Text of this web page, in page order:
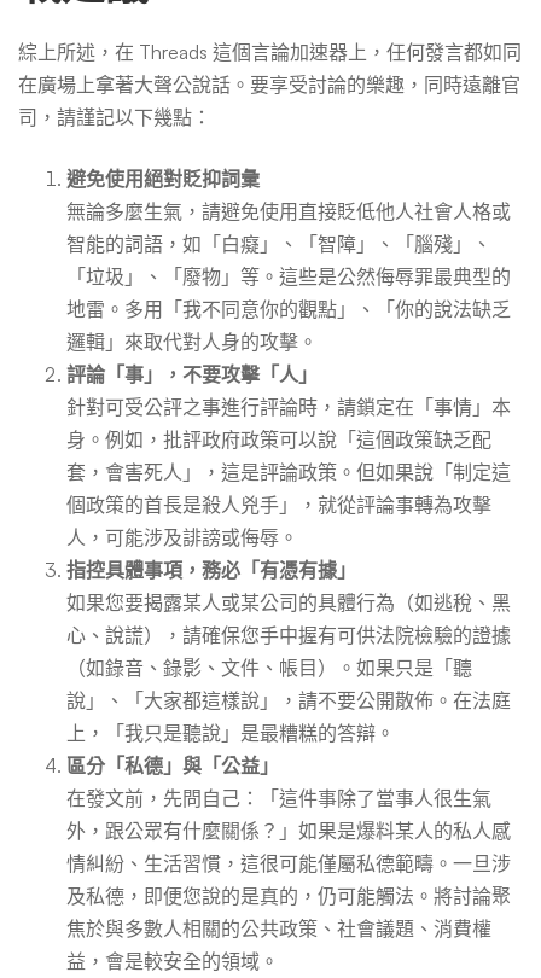
綜上所述，在 Threads 這個言論加速器上，任何發言都如同
在廣場上拿著大聲公說話。要享受討論的樂趣，同時遠離官
司，請謹記以下幾點：
避免使用絕對貶抑詞彙
無論多麼生氣，請避免使用直接貶低他人社會人格或
智能的詞語，如「白癡」、「智障」、「腦殘」、
「垃圾」、「廢物」等。這些是公然侮辱罪最典型的
地雷。多用「我不同意你的觀點」、「你的說法缺乏
邏輯」來取代對人身的攻擊。
評論「事」，不要攻擊「人」
針對可受公評之事進行評論時，請鎖定在「事情」本
身。例如，批評政府政策可以說「這個政策缺乏配
套，會害死人」，這是評論政策。但如果說「制定這
個政策的首長是殺人兇手」，就從評論事轉為攻擊
人，可能涉及誹謗或侮辱。
指控具體事項，務必「有憑有據」
如果您要揭露某人或某公司的具體行為（如逃稅、黑
心、說謊），請確保您手中握有可供法院檢驗的證據
（如錄音、錄影、文件、帳目）。如果只是「聽
說」、「大家都這樣說」，請不要公開散佈。在法庭
上，「我只是聽說」是最糟糕的答辯。
區分「私德」與「公益」
在發文前，先問自己：「這件事除了當事人很生氣
外，跟公眾有什麼關係？」如果是爆料某人的私人感
情糾紛、生活習慣，這很可能僅屬私德範疇。一旦涉
及私德，即便您說的是真的，仍可能觸法。將討論聚
焦於與多數人相關的公共政策、社會議題、消費權
益，會是較安全的領域。